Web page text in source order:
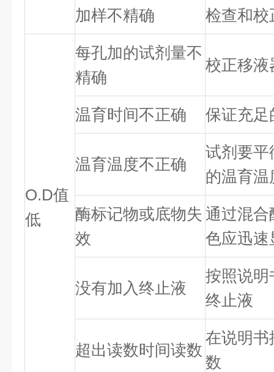
加样不精确 检查和校
O.D值
低
每孔加的试剂量不
精确
校正移液
温育时间不正确 保证充足
温育温度不正确
试剂要平
的温育温
酶标记物或底物失
效
通过混
色应迅速
没有加入终止液
按照说明
终止液
超出读数时间读数
在说明书
数